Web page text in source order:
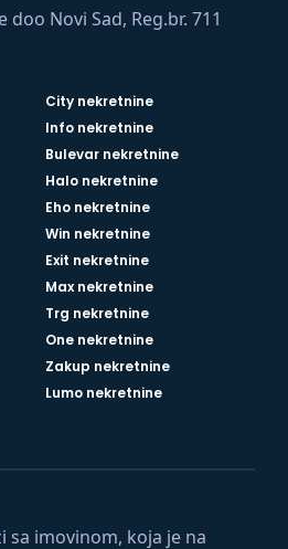
sa imovinom, koja je na
Novi Sad, Reg.br. 711
City nekretnine
Info nekretnine
Bulevar nekretnine
Halo nekretnine
Eho nekretnine
Win nekretnine
Exit nekretnine
Max nekretnine
Trg nekretnine
One nekretnine
Zakup nekretnine
Lumo nekretnine